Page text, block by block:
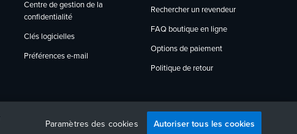
Centre de gestion de la
confidentialité
Clés logicielles
Préférences e-mail
Rechercher un revendeur
FAQ boutique en ligne
Options de paiement
Politique de retour
EnglishDeutsch FrançaisEspañol日本語Português
Paramètres des cookies Autoriser tous les cookies